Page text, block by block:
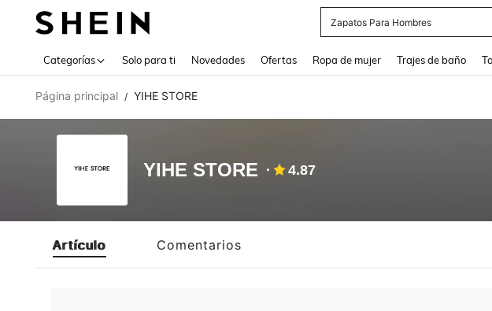
Zapatos Para Hombres
Categorías Solo para ti Novedades Ofertas Ropa de mujer Trajes de baño
Página principal / YIHE STORE
YIHE STORE 4.87
Artículo Comentarios